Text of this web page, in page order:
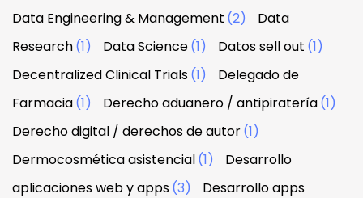
Data Engineering & Management (2)
Data
Research(1) Data Science(1) Datos sell out (1)
Decentralized Clinical Trials(1)
Delegado de
Farmacia(1) Derecho aduanero / antipiratería(1)
Derecho digital / derechos de autor(1)
Dermocosmética asistencial(1)
Desarrollo
aplicaciones web y apps(3)
Desarrollo apps